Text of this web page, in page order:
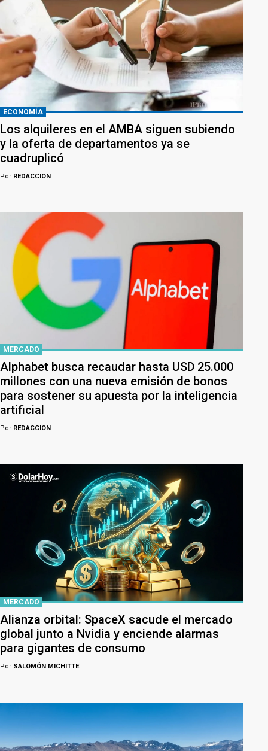
ECONOMÍA
Los alquileres en el AMBA siguen subiendo
y la oferta de departamentos ya se
cuadruplicó
Por REDACCION
MERCADO
Alphabet busca recaudar hasta USD 25.000
millones con una nueva emisión de bonos
para sostener su apuesta por la inteligencia
artificial
Por REDACCION
MERCADO
Alianza orbital: SpaceX sacude el mercado
global junto a Nvidia y enciende alarmas
para gigantes de consumo
Por SALOMÓN MICHITTE